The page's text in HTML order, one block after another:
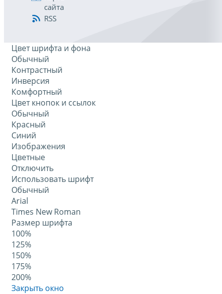
сайта
RSS
Цвет шрифта и фона
Обычный
Контрастный
Инверсия
Комфортный
Цвет кнопок и ссылок
Обычный
Красный
Синий
Изображения
Цветные
Отключить
Использовать шрифт
Обычный
Arial
Times New Roman
Размер шрифта
100%
125%
150%
175%
200%
Закрыть окно